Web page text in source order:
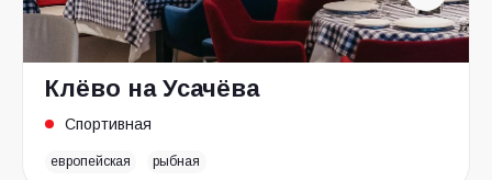
Клёво на Усачёва
Спортивная
европейская рыбная